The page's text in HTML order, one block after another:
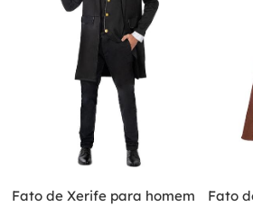
Fato de Xerife para homem
Fato